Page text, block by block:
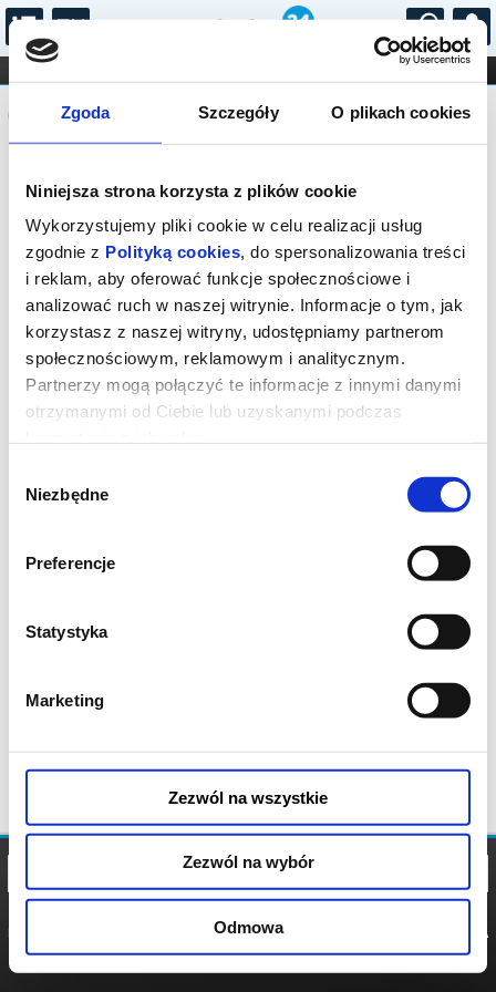
Zgoda Szczegóły O plikach cookies
Niniejsza strona korzysta z plików cookie
Wykorzystujemy pliki cookie w celu realizacji usług
zgodnie z Polityką cookies, do spersonalizowania treści
i reklam, aby oferować funkcje społecznościowe i
analizować ruch w naszej witrynie. Informacje o tym, jak
korzystasz z naszej witryny, udostępniamy partnerom
społecznościowym, reklamowym i analitycznym.
Partnerzy mogą połączyć te informacje z innymi danymi
otrzymanymi od Ciebie lub uzyskanymi podczas
zgody
Niezbędne
Preferencje
Statystyka
Marketing
Zezwól na wszystkie
Zezwól na wybór
Odmowa
...
FILHARMONIA OPERA I BALET
STAND-UP
DLA DZIECI
Komunikat
Sprzedaż biletów on-line na wydarzenie
została zakończona.
POLITYKA
POLITYKA